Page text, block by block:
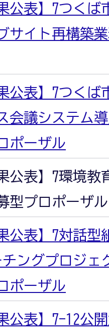
公表】7つく
サイト再構築
公表】7つく
会議システム
ポーザル
公表】7環境
型プロポーザル
公表】7対話
チングプロジェ
ポーザル
公表】7-12公